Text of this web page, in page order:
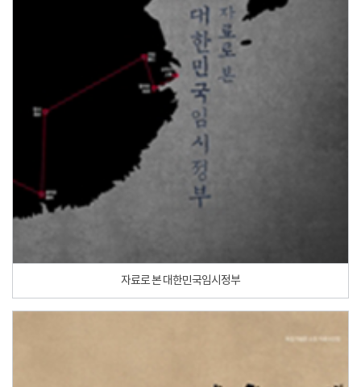
자료로 본 대한민국임시정부